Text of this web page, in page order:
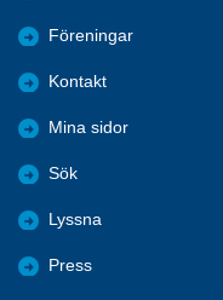
Föreningar
Kontakt
Mina sidor
Sök
Lyssna
Press